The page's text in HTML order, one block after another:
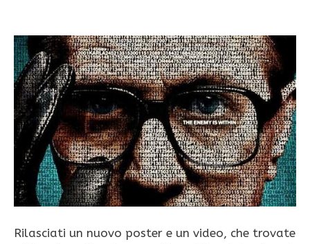
Rilasciati un nuovo poster e un video, che trovate